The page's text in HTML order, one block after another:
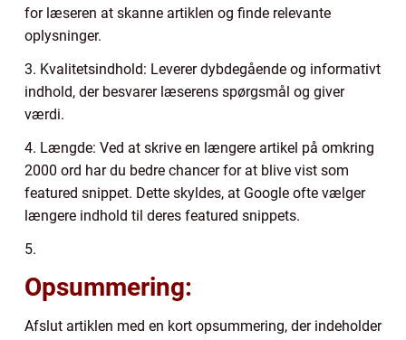
for læseren at skanne artiklen og finde relevante
oplysninger.
3. Kvalitetsindhold: Leverer dybdegående og informativt
indhold, der besvarer læserens spørgsmål og giver
værdi.
4. Længde: Ved at skrive en længere artikel på omkring
2000 ord har du bedre chancer for at blive vist som
featured snippet. Dette skyldes, at Google ofte vælger
længere indhold til deres featured snippets.
5.
Opsummering:
Afslut artiklen med en kort opsummering, der indeholder